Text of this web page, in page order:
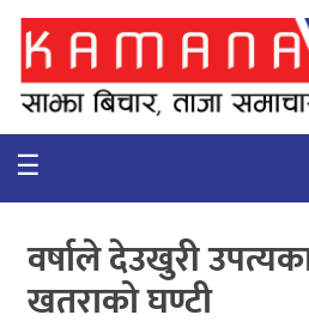
गृहपृष्ठ
समाचार
कुटनिती
कुराकानी
☰
वर्षाले देउखुरी
खतराको घण्टी